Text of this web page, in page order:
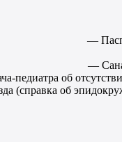
—
—
педиатра об
(справка об